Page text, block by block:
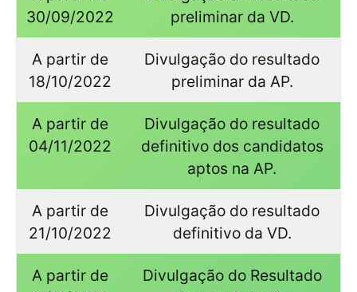
30/09/2022
preliminar da VD.
A partir de
18/10/2022
Divulgação do resultado
preliminar da AP.
A partir de
04/11/2022
Divulgação do resultado
definitivo dos candidatos
aptos na AP.
A partir de
21/10/2022
Divulgação do resultado
definitivo da VD.
A partir de
Divulgação do Resultado